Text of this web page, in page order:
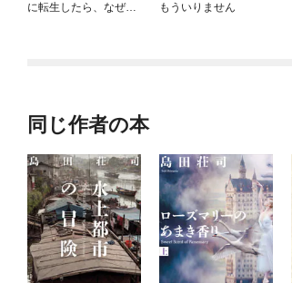
に転生したら、なぜか
もういりません
同じ作者の本